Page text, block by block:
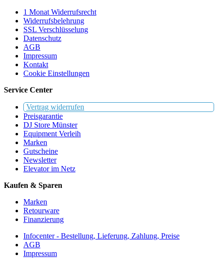
1 Monat Widerrufsrecht
Widerrufsbelehrung
SSL Verschlüsselung
Datenschutz
AGB
Impressum
Kontakt
Cookie Einstellungen
Service Center
Vertrag widerrufen
Preisgarantie
DJ Store Münster
Equipment Verleih
Marken
Gutscheine
Newsletter
Elevator im Netz
Kaufen & Sparen
Marken
Retourware
Finanzierung
Infocenter - Bestellung, Lieferung, Zahlung, Preise
AGB
Impressum